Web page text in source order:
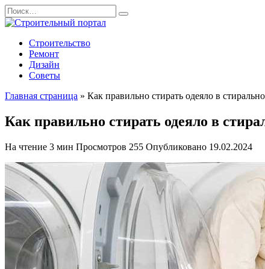
Перейти
к
содержанию
Search
for:
Строительство
Ремонт
Дизайн
Советы
Главная страница » Как правильно стирать одеяло в
Как правильно стирать одеяло в
На чтение 3 мин Просмотров 255 Опубликовано 19.02.2024